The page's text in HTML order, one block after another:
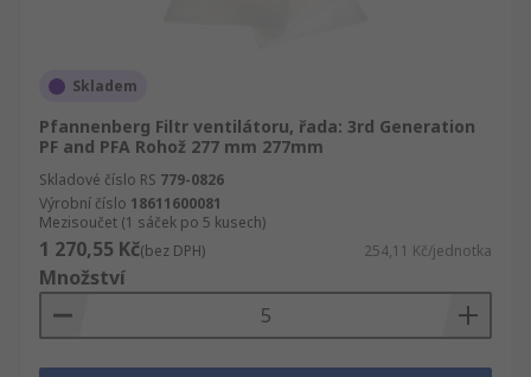
Skladem
Pfannenberg Filtr ventilátoru, řada: 3rd Generation
PF and PFA Rohož 277 mm 277mm
Skladové číslo RS 779-0826
Výrobní číslo 18611600081
Mezisoučet (1 sáček po 5 kusech)
1 270,55 Kč(bez DPH) 254,11 Kč/jednotka
Množství